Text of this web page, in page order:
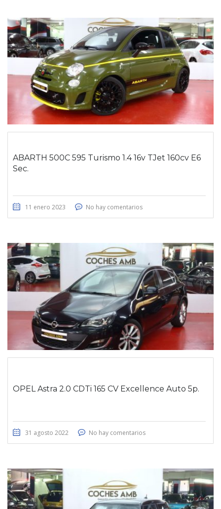
ABARTH 500C 595 Turismo 1.4 16v TJet 160cv E6
Sec.
11 enero 2023 No hay comentarios
OPEL Astra 2.0 CDTi 165 CV Excellence Auto 5p.
31 agosto 2022 No hay comentarios